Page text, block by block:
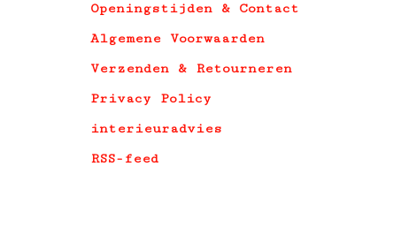
Openingstijden & Contact
Algemene Voorwaarden
Verzenden & Retourneren
Privacy Policy
interieuradvies
RSS-feed